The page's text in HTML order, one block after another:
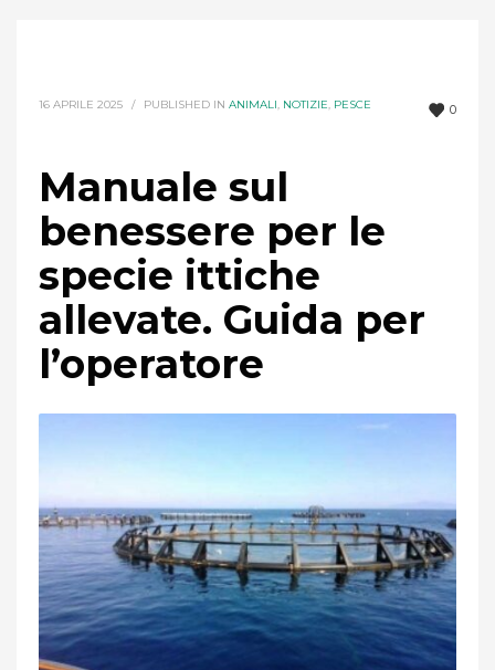
0
16 APRILE 2025 / PUBLISHED IN ANIMALI, NOTIZIE, PESCE
Manuale sul
benessere per le
specie ittiche
allevate. Guida per
l’operatore